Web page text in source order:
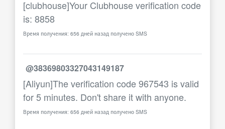
[clubhouse]Your Clubhouse verification code
is: 8858
Время получения: 656 дней назад получено SMS
@38369803327043149187
[Aliyun]The verification code 967543 is valid
for 5 minutes. Don't share it with anyone.
Время получения: 656 дней назад получено SMS